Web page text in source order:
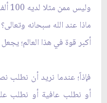
ماذا عند الله سبحانه
أكبر قوة في هذا العالم؛ يجعل
فإذاً؛ عندما نريد أن نطلب
أو نطلب عافية أو نطلب